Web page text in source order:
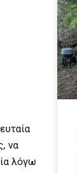
να
λόγω